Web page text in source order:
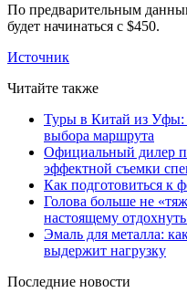
По предварительным
будет начинаться с $450.
Источник
Читайте также
Туры в Китай из Уфы:
выбора маршрута
Официальный дилер
эффектной съемки
Как подготовиться к
Голова больше не
настоящему
Эмаль для металла:
выдержит нагрузку
Последние новости